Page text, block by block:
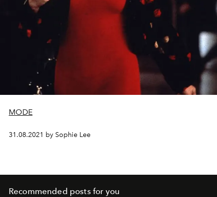
MODE
31.08.2021 by Sophie Lee
Recommended posts for you